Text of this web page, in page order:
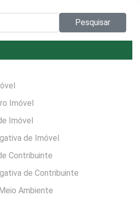
Pesquisar
Imóvel
Imóvel
de Imóvel
Contribuinte
de Contribuinte
Ambiente